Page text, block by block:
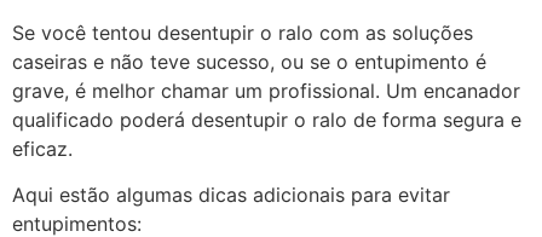
Se você tentou desentupir o ralo com as soluções
caseiras e não teve sucesso, ou se o entupimento é
grave, é melhor chamar um profissional. Um encanador
qualificado poderá desentupir o ralo de forma segura e
eficaz.
Aqui estão algumas dicas adicionais para evitar
entupimentos: